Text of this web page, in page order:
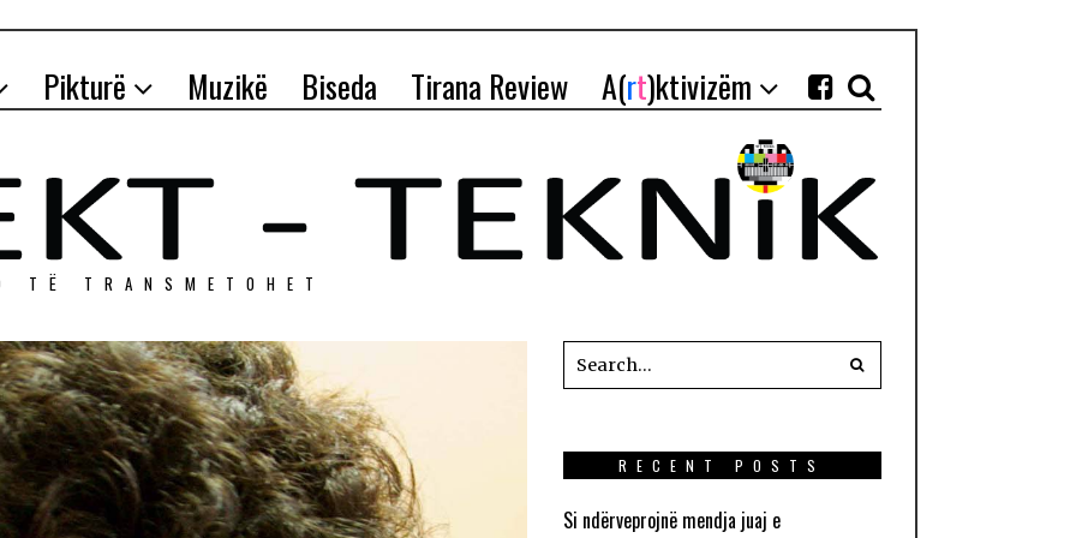
Pikturë Muzikë Biseda Tirana Review A(rt)ktivizëm
TЁ TRANSMETOHET
RECENT POSTS
Si ndërveprojnë mendja juaj e